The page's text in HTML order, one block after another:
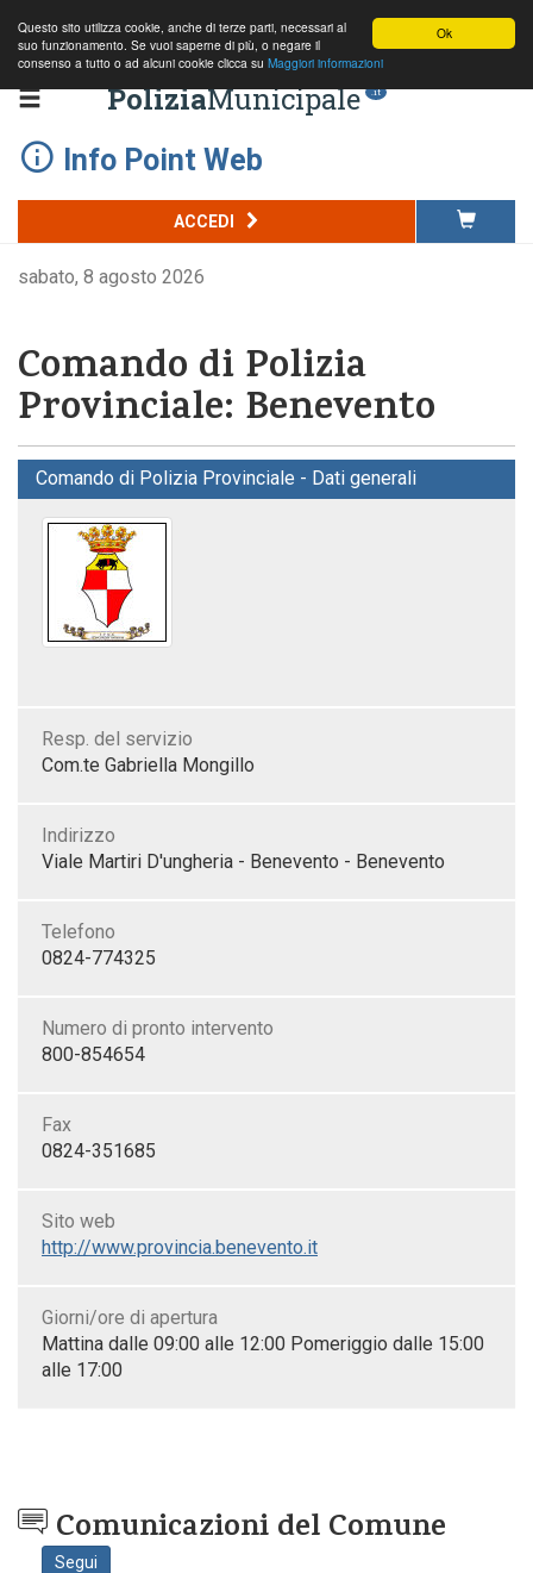
Ok
Questo sito utilizza cookie, anche di terze parti, necessari al
suo funzionamento. Se vuoi saperne di più, o negare il
consenso a tutto o ad alcuni cookie clicca su Maggiori informazioni
PoliziaMunicipale .it
Info Point Web
ACCEDI
sabato, 8 agosto 2026
Comando di Polizia
Provinciale: Benevento
Comando di Polizia Provinciale - Dati generali
Resp. del servizio
Com.te Gabriella Mongillo
Indirizzo
Viale Martiri D'ungheria - Benevento - Benevento
Telefono
0824-774325
Numero di pronto intervento
800-854654
Fax
0824-351685
Sito web
http://www.provincia.benevento.it
Giorni/ore di apertura
Mattina dalle 09:00 alle 12:00 Pomeriggio dalle 15:00
alle 17:00
Comunicazioni del Comune
Segui